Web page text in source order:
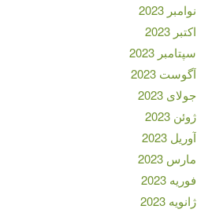
نوامبر 2023
اکتبر 2023
سپتامبر 2023
آگوست 2023
جولای 2023
ژوئن 2023
آوریل 2023
مارس 2023
فوریه 2023
ژانویه 2023